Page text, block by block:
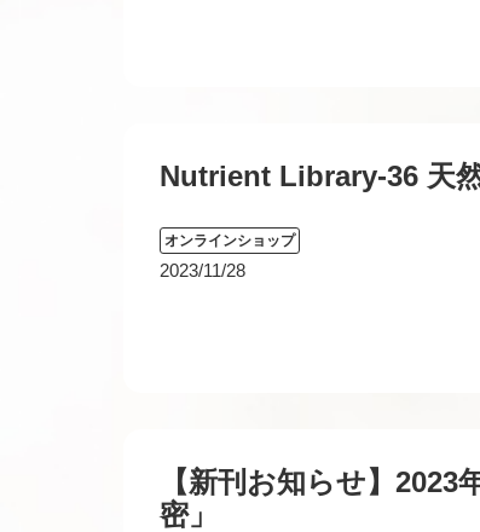
Nutrient Library-36 天
オンラインショップ
2023/11/28
【新刊お知らせ】
密」